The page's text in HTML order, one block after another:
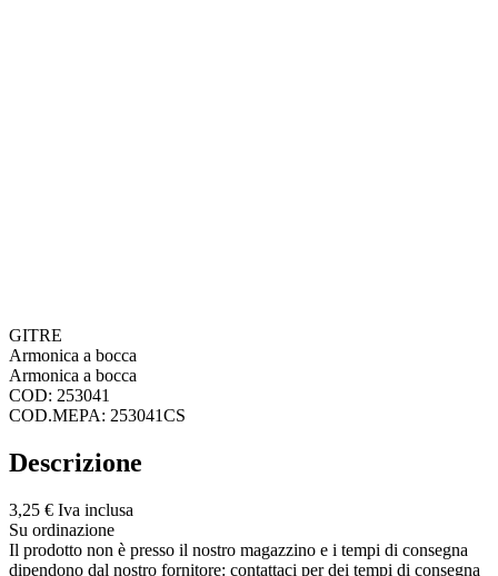
GITRE
Armonica a bocca
Armonica a bocca
COD: 253041
COD.MEPA: 253041CS
Descrizione
3,25 € Iva inclusa
Su ordinazione
Il prodotto non è presso il nostro magazzino e i tempi di consegna
dipendono dal nostro fornitore: contattaci per dei tempi di consegna